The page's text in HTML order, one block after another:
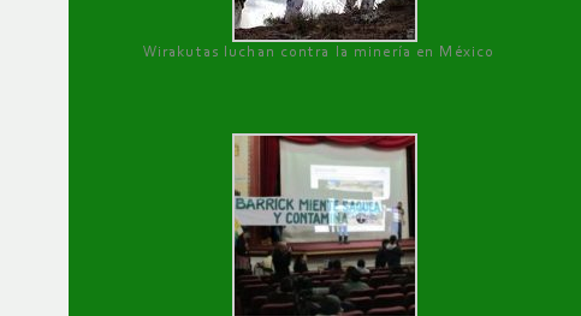
Wirakutas luchan contra la minería en México